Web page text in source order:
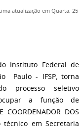
atualização em Quarta, 25
Instituto Federal de
Paulo - IFSP, torna
processo seletivo
a função de
COORDENADOR DOS
técnico em Secretaria